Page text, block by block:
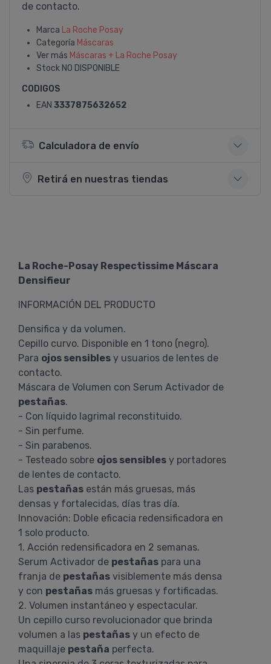
de contacto.
Marca La Roche Posay
Categoría Máscaras
Ver más Máscaras + La Roche Posay
Stock NO DISPONIBLE
CODIGOS
EAN 3337875632652
Calculadora de envío
Retirá en nuestras tiendas
La Roche-Posay Respectissime Máscara
Densifieur
INFORMACIÓN DEL PRODUCTO
Densifica y da volumen.
Cepillo curvo. Disponible en 1 tono (negro).
Para ojos sensibles y usuarios de lentes de
contacto.
Máscara de Volumen con Serum Activador de
pestañas.
- Con líquido lagrimal reconstituido.
- Sin perfume.
- Sin parabenos.
- Testeado sobre ojos sensibles y portadores
de lentes de contacto.
Las pestañas están más gruesas, más
densas y fortalecidas, días tras día.
Innovación: Doble eficacia redensificadora en
1 solo producto.
1. Acción redensificadora en 2 semanas.
Serum Activador de pestañas para una
franja de pestañas visiblemente más densa
y con pestañas más gruesas y fortificadas.
2. Volumen instantáneo y espectacular.
Un cepillo curso revolucionador que brinda
volumen a las pestañas y un efecto de
maquillaje pestaña perfecta.